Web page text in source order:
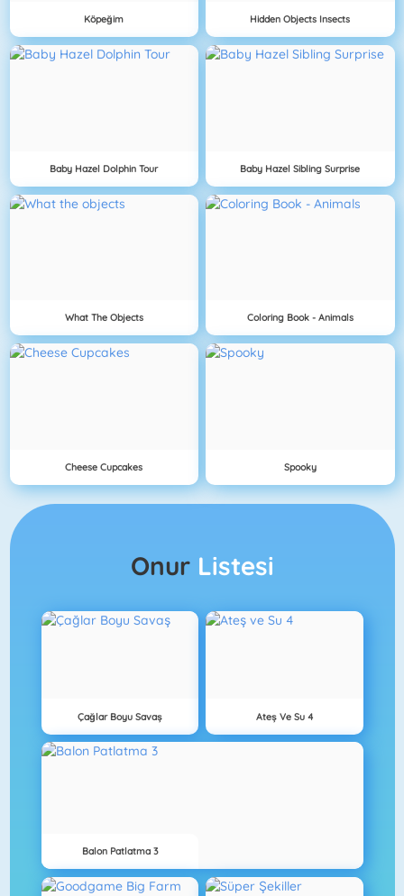
Köpeğim Hidden Objects Insects
Baby Hazel Dolphin Tour Baby Hazel Sibling Surprise
What The Objects Coloring Book - Animals
Cheese Cupcakes Spooky
Onur Listesi
Çağlar Boyu Savaş Ateş Ve Su 4
Balon Patlatma 3